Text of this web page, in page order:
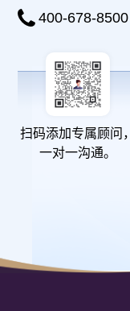
400-678-8500
扫码添加专属顾问，
一对一沟通。